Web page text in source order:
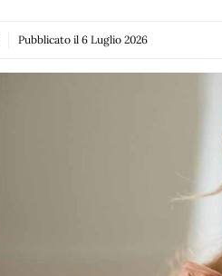
Pubblicato il 6 Luglio 2026